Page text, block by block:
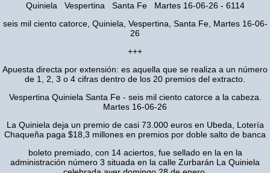
Quiniela Vespertina Santa Fe Martes 16-06-26 - 6114
seis mil ciento catorce, Quiniela, Vespertina, Santa Fe, Martes 16-06-
26
+++
Apuesta directa por extensión: es aquella que se realiza a un número
de 1, 2, 3 o 4 cifras dentro de los 20 premios del extracto.
Vespertina Quiniela Santa Fe - seis mil ciento catorce a la cabeza.
Martes 16-06-26
La Quiniela deja un premio de casi 73.000 euros en Ubeda, Lotería
Chaqueña paga $18,3 millones en premios por doble salto de banca
boleto premiado, con 14 aciertos, fue sellado en la en la
administración número 3 situada en la calle Zurbarán La Quiniela